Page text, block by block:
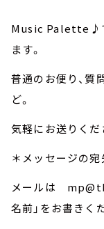
Music Palette♪
ます。
普通のお便り、質
ど。
気軽にお送りく
＊メッセージの宛
メールは
名前」をお書きく